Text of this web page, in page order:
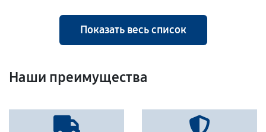
Показать весь список
Наши преимущества